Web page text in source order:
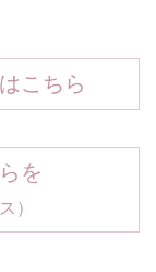
こちら
を
）